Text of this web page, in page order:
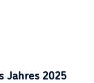
Jahres 2025